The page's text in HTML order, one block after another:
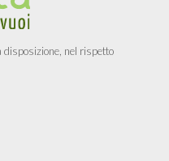
disposizione, nel rispetto